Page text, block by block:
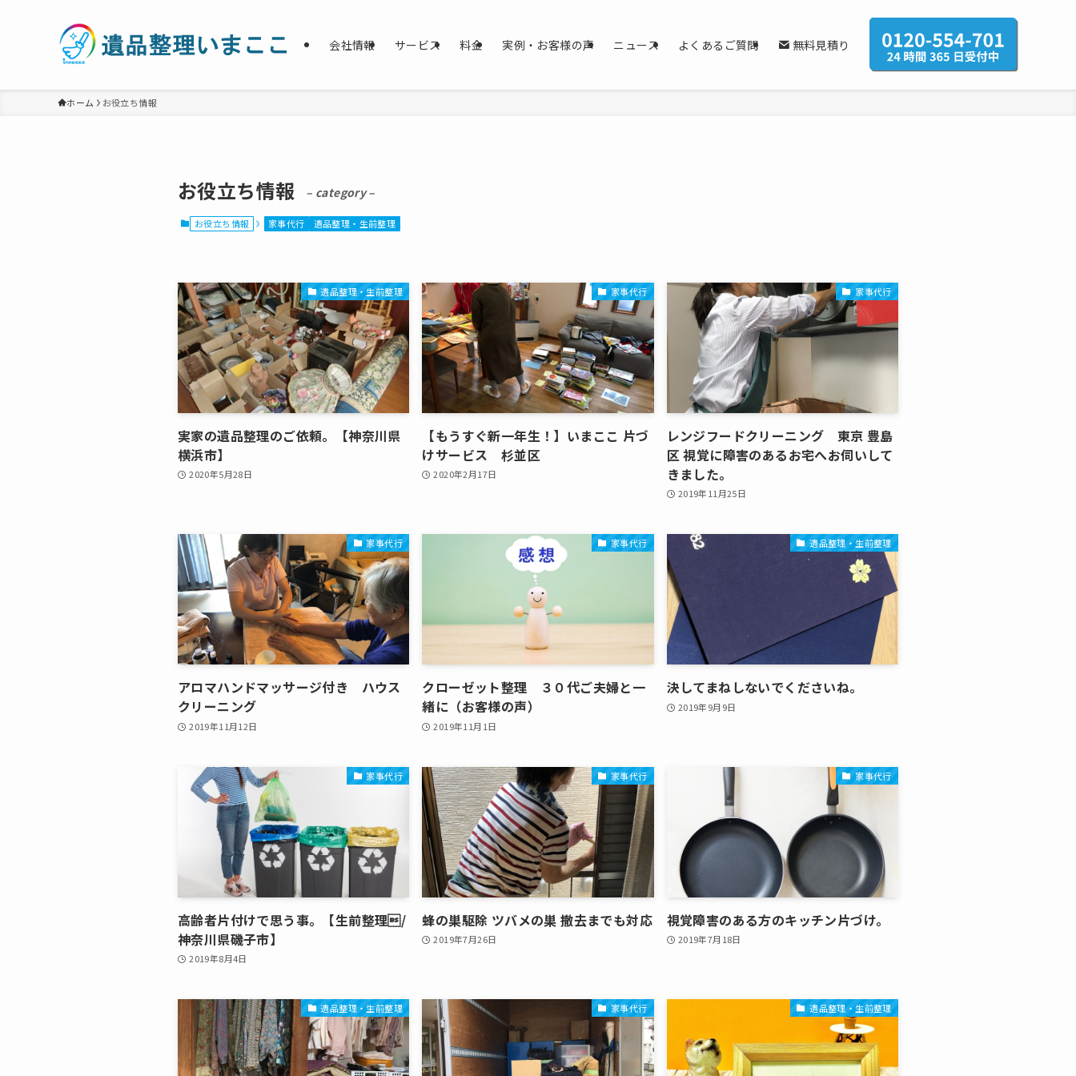
会社情報 サービス 料金 実例・お客様の声 ニュース よくあるご質問 無料見積り
ホーム お役立ち情報
お役立ち情報 – category –
お役立ち情報 家事代行 遺品整理・生前整理
遺品整理・生前整理
実家の遺品整理のご依頼。【神奈川県
横浜市】
2020年5月28日
家事代行
【もうすぐ新一年生！】いまここ 片づ
けサービス 杉並区
2020年2月17日
家事代行
レンジフードクリーニング 東京 豊島
区 視覚に障害のあるお宅へお伺いして
きました。
2019年11月25日
家事代行
アロマハンドマッサージ付き ハウス
クリーニング
2019年11月12日
家事代行
クローゼット整理 ３０代ご夫婦と一
緒に（お客様の声）
2019年11月1日
遺品整理・生前整理
決してまねしないでくださいね。
2019年9月9日
家事代行
高齢者片付けで思う事。【生前整理/
神奈川県磯子市】
2019年8月4日
家事代行
蜂の巣駆除 ツバメの巣 撤去までも対応
2019年7月26日
家事代行
視覚障害のある方のキッチン片づけ。
2019年7月18日
遺品整理・生前整理 家事代行 遺品整理・生前整理